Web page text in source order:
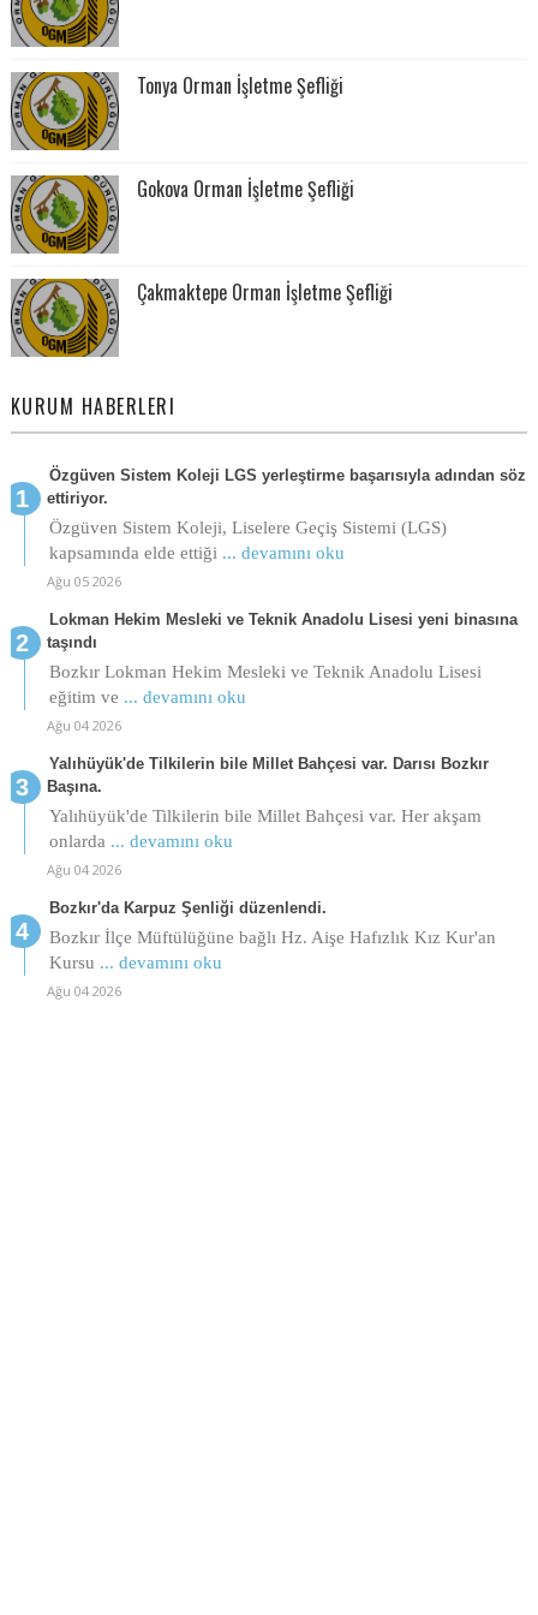
Tonya Orman İşletme Şefliği
Gokova Orman İşletme Şefliği
Çakmaktepe Orman İşletme Şefliği
KURUM HABERLERI
Özgüven Sistem Koleji LGS yerleştirme başarısıyla adından söz
ettiriyor.
Özgüven Sistem Koleji, Liselere Geçiş Sistemi (LGS)
kapsamında elde ettiği ... devamını oku
Ağu 05 2026
Lokman Hekim Mesleki ve Teknik Anadolu Lisesi yeni binasına
taşındı
Bozkır Lokman Hekim Mesleki ve Teknik Anadolu Lisesi
eğitim ve ... devamını oku
Ağu 04 2026
Yalıhüyük'de Tilkilerin bile Millet Bahçesi var. Darısı Bozkır
Başına.
Yalıhüyük'de Tilkilerin bile Millet Bahçesi var. Her akşam
onlarda ... devamını oku
Ağu 04 2026
Bozkır'da Karpuz Şenliği düzenlendi.
Bozkır İlçe Müftülüğüne bağlı Hz. Aişe Hafızlık Kız Kur'an
Kursu ... devamını oku
Ağu 04 2026